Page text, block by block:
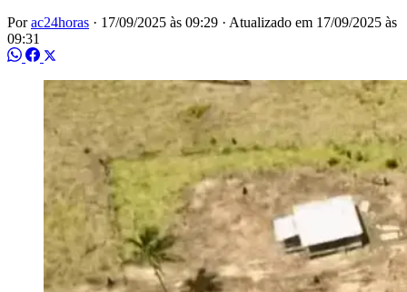
Porac24horas · 17/09/2025 às 09:29 · Atualizado em 17/09/2025 às
09:31